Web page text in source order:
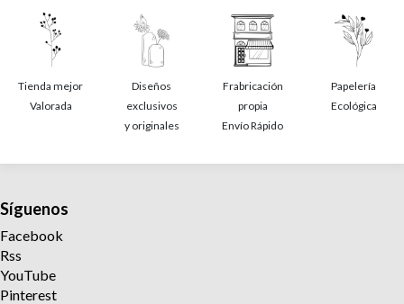
Tienda mejor
Valorada
Diseños
exclusivos
y originales
Frabricación
propia
Envío Rápido
Papelería
Ecológica
Síguenos
Facebook
Rss
YouTube
Pinterest